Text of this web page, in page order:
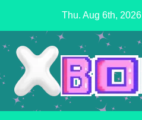
content
Thu. Aug 6th, 2026